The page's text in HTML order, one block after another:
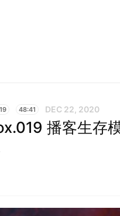
48:41 DEC 22, 2020
播客生存